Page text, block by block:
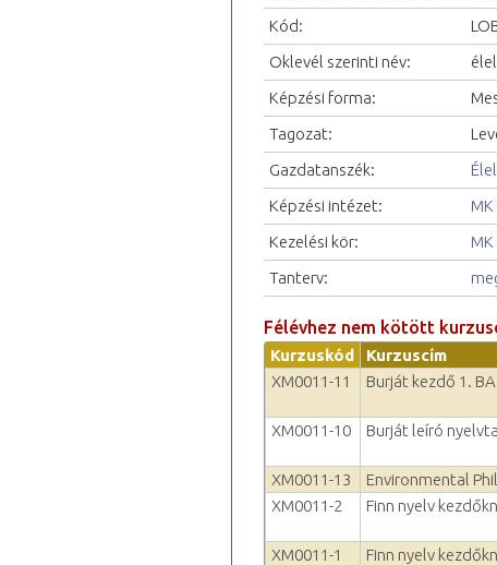
Kód:
Oklevél szerinti név:
Képzési forma:
Tagozat:
Gazdatanszék:
Képzési intézet:
Kezelési kör:
Tanterv:
Félévhez nem kötött
Kurzuskód Kurzuscím
XM0011-11
Burját kezdő 1.
XM0011-10
Burját leíró
XM0011-13
Environmental
XM0011-2
Finn nyelv
XM0011-1
Finn nyelv